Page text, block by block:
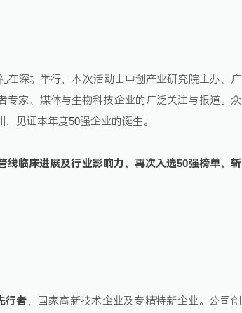
在深圳举行，本次活动由中创产业研究院主办、广
专家、媒体与生物科技企业的广泛关注与报道。众
见证本年度50强企业的诞生。
临床进展及行业影响力，再次入选50强榜单，斩
行者 ，国家高新技术企业及专精特新企业。公司创